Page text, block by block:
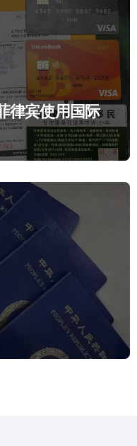
律宾使用国际